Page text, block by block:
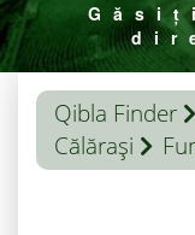
Qibla Finder
Călăraşi